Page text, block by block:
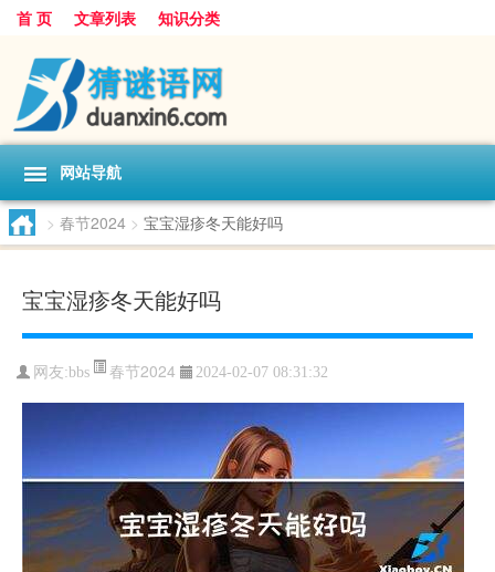
首 页 文章列表 知识分类
网站导航
> 春节2024 > 宝宝湿疹冬天能好吗
宝宝湿疹冬天能好吗
网友:bbs 春节2024 2024-02-07 08:31:32